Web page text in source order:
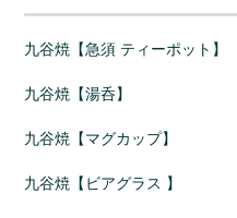
九谷焼【急須 ティーポット】
九谷焼【湯呑】
九谷焼【マグカップ】
九谷焼【ビアグラス 】